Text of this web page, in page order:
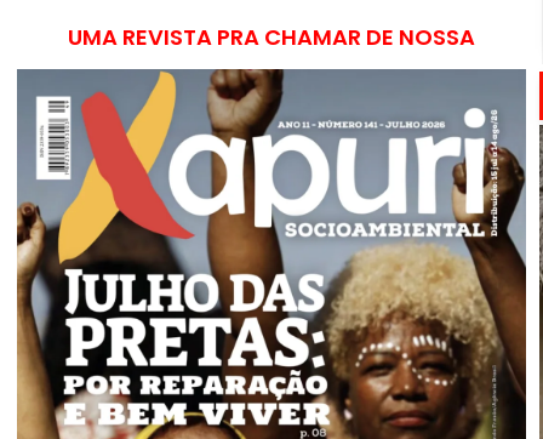
UMA REVISTA PRA CHAMAR DE NOSSA